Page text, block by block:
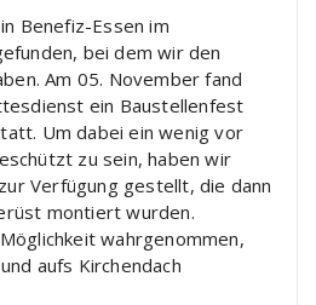
Benefiz-Essen im
bei dem wir den
Am 05. November fand
ein Baustellenfest
Um dabei ein wenig vor
zu sein, haben wir
Verfügung gestellt, die dann
montiert wurden.
wahrgenommen,
aufs Kirchendach